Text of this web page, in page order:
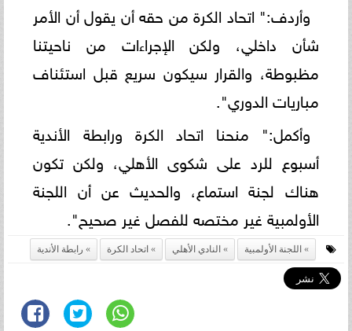
وأردف:" اتحاد الكرة من حقه أن يقول أن الأمر
شأن داخلي، ولكن الإجراءات من ناحيتنا
مظبوطة، والقرار سيكون سريع قبل استئناف
مباريات الدوري".
وأكمل:" منحنا اتحاد الكرة ورابطة الأندية
أسبوع للرد على شكوى الأهلي، ولكن تكون
هناك لجنة استماع، والحديث عن أن اللجنة
الأولمبية غير مختصه للفصل غير صحيح".
اللجنة الأولمبية النادي الأهلي اتحاد الكرة رابطة الأندية